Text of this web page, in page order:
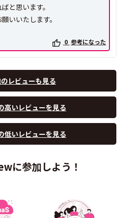
と思います。
いいたします。
0 参考になった
レビューも見る
高いレビューを見る
低いレビューを見る
に参加しよう！